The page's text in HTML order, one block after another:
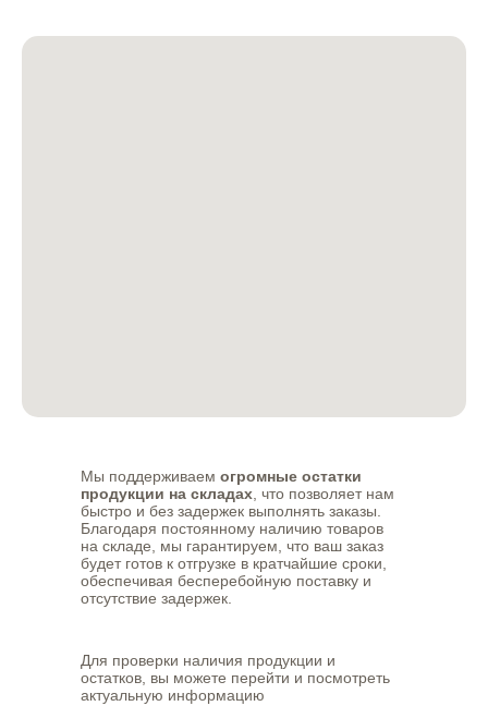
Для проверки наличия продукции и
остатков, вы можете перейти и посмотреть
актуальную информацию
Мы поддерживаем огромные остатки
продукции на складах , что позволяет нам
быстро и без задержек выполнять заказы.
Благодаря постоянному наличию товаров
на складе, мы гарантируем, что ваш заказ
будет готов к отгрузке в кратчайшие сроки,
обеспечивая бесперебойную поставку и
отсутствие задержек.
Продукция
Камень
Кирпич
Разработка сайта
Главная
Каталог
Услуги
Контакты